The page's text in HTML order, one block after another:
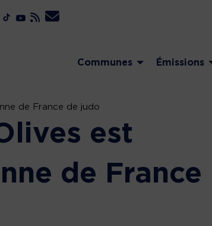
Communes Émissions
de France de judo
est
de France